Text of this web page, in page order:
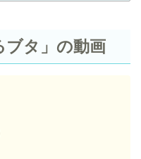
ブタ」の動画